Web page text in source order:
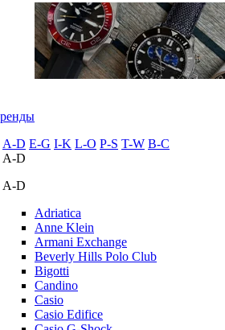
A-D E-G I-K L-O P-S T-W В-С
A-D
A-D
Adriatica
Anne Klein
Armani Exchange
Beverly Hills Polo Club
Bigotti
Candino
Casio
Casio Edifice